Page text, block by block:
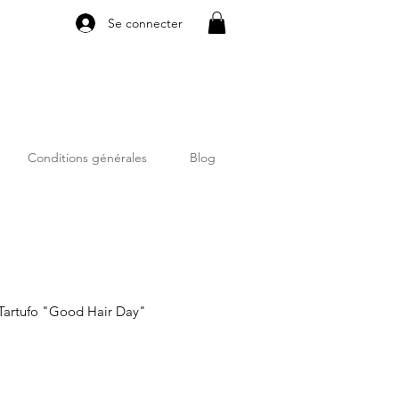
Se connecter
Conditions générales Blog
"Good Hair Day"